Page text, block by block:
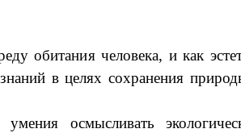
обитания человека, и как
знаний в целях сохранения
осмысливать